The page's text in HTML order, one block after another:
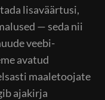
lisaväärtusi,
— seda nii
veebi-
avatud
maaletoojate
ajakirja